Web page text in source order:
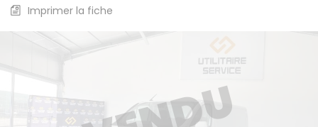
Fourgons Camionnettes
Bennes, plateaux
spécifiques
Imprimer la fiche